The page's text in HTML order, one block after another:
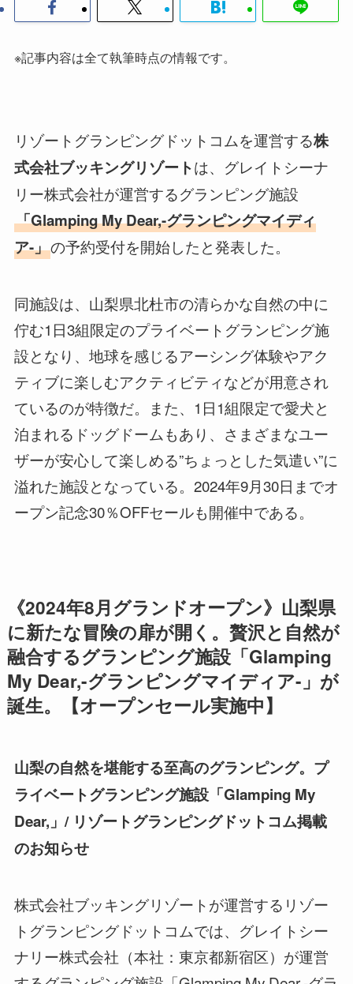
※記事内容は全て執筆時点の情報です。
リゾートグランピングドットコムを運営する株
式会社ブッキングリゾートは、グレイトシーナ
リー株式会社が運営するグランピング施設
「Glamping My Dear,-グランピングマイディ
ア-」の予約受付を開始したと発表した。
同施設は、山梨県北杜市の清らかな自然の中に
佇む1日3組限定のプライベートグランピング施
設となり、地球を感じるアーシング体験やアク
ティブに楽しむアクティビティなどが用意され
ているのが特徴だ。また、1日1組限定で愛犬と
泊まれるドッグドームもあり、さまざまなユー
ザーが安心して楽しめる”ちょっとした気遣い”に
溢れた施設となっている。2024年9月30日までオ
ープン記念30％OFFセールも開催中である。
《2024年8月グランドオープン》山梨県
に新たな冒険の扉が開く。贅沢と自然が
融合するグランピング施設「Glamping
My Dear,-グランピングマイディア-」が
誕生。【オープンセール実施中】
山梨の自然を堪能する至高のグランピング。プ
ライベートグランピング施設「Glamping My
Dear,」/ リゾートグランピングドットコム掲載
のお知らせ
株式会社ブッキングリゾートが運営するリゾー
トグランピングドットコムでは、グレイトシー
ナリー株式会社（本社：東京都新宿区）が運営